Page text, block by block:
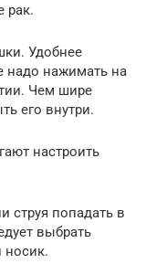
рак.
Удобнее
надо нажимать на
Чем шире
его внутри.
настроить
струя попадать в
выбрать